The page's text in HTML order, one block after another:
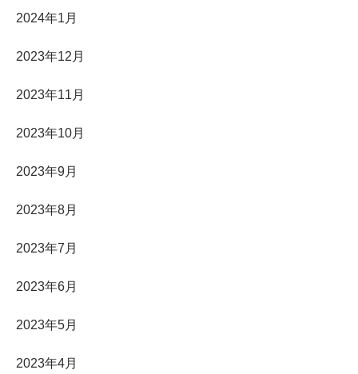
2024年1月
2023年12月
2023年11月
2023年10月
2023年9月
2023年8月
2023年7月
2023年6月
2023年5月
2023年4月